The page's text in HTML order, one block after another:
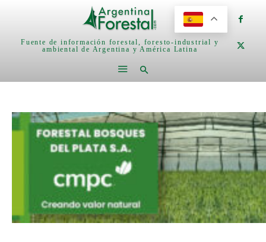
Fuente de información forestal, foresto-industrial y
ambiental de Argentina y América Latina